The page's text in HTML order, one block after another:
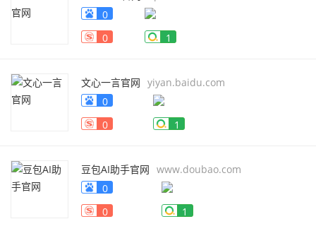
0
0
1
文心一言官网 yiyan.baidu.com
0
0
1
豆包AI助手官网 www.doubao.com
0
0
1